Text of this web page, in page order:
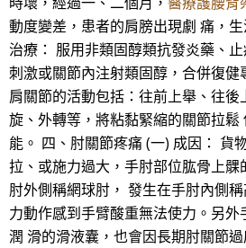
動度變差，患者的肩膀出現劇 痛，
治療： 服用非類固醇類抗發炎藥、
刺激或關節內注射類固醇，合併復
肩關節的活動包括：往前上舉、往後
旋、外轉等，將粘黏緊縮的關節拉鬆
能。 四、肘關節疼痛 (一) 成因： 貨
拉、或施力過大，手肘部位肱骨上
肘外側稱網球肘， 發生在手肘內側
力動作感到手臂酸重無法使力。另
潤 滑的滑液囊，也會因長期肘關節